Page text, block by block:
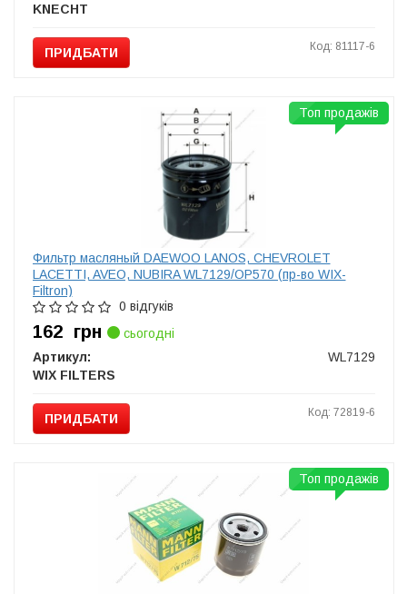
KNECHT
ПРИДБАТИ Код: 81117-6
Фильтр масляный DAEWOO LANOS, CHEVROLET
LACETTI, AVEO, NUBIRA WL7129/OP570 (пр-во WIX-
Filtron)
0 відгуків
162 грн
сьогодні
Артикул:
WL7129
WIX FILTERS
ПРИДБАТИ Код: 72819-6
Топ продажів
Топ продажів